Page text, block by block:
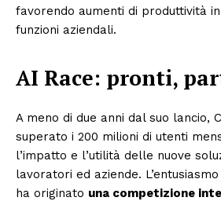
favorendo aumenti di produttività
funzioni aziendali.
AI Race: pronti,
A meno di due anni dal suo lancio,
superato i 200 milioni di utenti
l’impatto e l’utilità delle nuove
lavoratori ed aziende.
ha originato una competizione